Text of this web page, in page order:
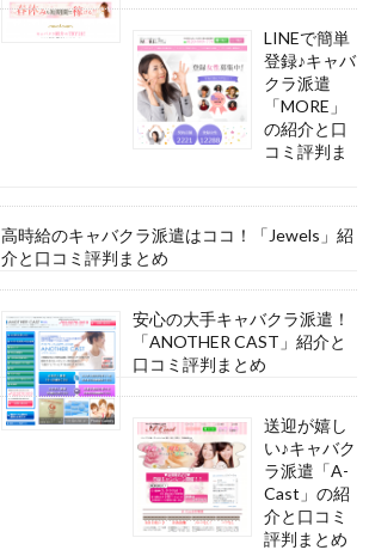
LINEで簡単
登録♪キャバ
クラ派遣
「MORE」
の紹介と口
コミ評判ま
高時給のキャバクラ派遣はココ！「Jewels」紹
介と口コミ評判まとめ
安心の大手キャバクラ派遣！
「ANOTHER CAST」紹介と
口コミ評判まとめ
送迎が嬉し
い♪キャバク
ラ派遣「A-
Cast」の紹
介と口コミ
評判まとめ